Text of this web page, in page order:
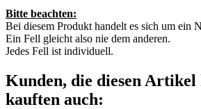
Bitte beachten:
Bei diesem Produkt handelt es sich um ein
Ein Fell gleicht also nie dem anderen.
Jedes Fell ist individuell.
Kunden, die diesen Artikel
kauften auch: